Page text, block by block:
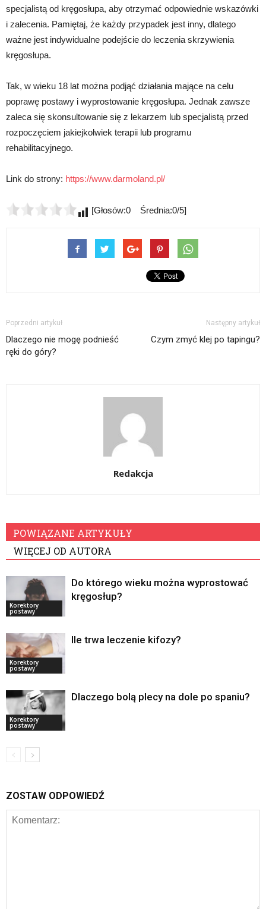
specjalistą od kręgosłupa, aby otrzymać odpowiednie wskazówki
i zalecenia. Pamiętaj, że każdy przypadek jest inny, dlatego
ważne jest indywidualne podejście do leczenia skrzywienia
kręgosłupa.
Tak, w wieku 18 lat można podjąć działania mające na celu
poprawę postawy i wyprostowanie kręgosłupa. Jednak zawsze
zaleca się skonsultowanie się z lekarzem lub specjalistą przed
rozpoczęciem jakiejkolwiek terapii lub programu
rehabilitacyjnego.
Link do strony: https://www.darmoland.pl/
[Głosów:0 Średnia:0/5]
Poprzedni artykuł
Dlaczego nie mogę podnieść
ręki do góry?
Następny artykuł
Czym zmyć klej po tapingu?
Redakcja
POWIĄZANE ARTYKUŁY
WIĘCEJ OD AUTORA
Korektory
postawy
Do którego wieku można wyprostować
kręgosłup?
Korektory
postawy
Ile trwa leczenie kifozy?
Korektory
postawy
Dlaczego bolą plecy na dole po spaniu?
ZOSTAW ODPOWIEDŹ